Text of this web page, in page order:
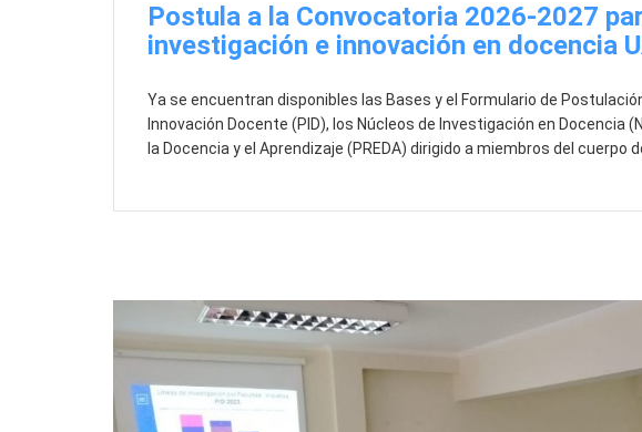
Postula a la Convocatoria 2026-2027
investigación e innovación en docencia
Ya se encuentran disponibles las Bases y el Formulario de
Innovación Docente (PID), los Núcleos de Investigación en Docencia
la Docencia y el Aprendizaje (PREDA) dirigido a miembros del cuerpo